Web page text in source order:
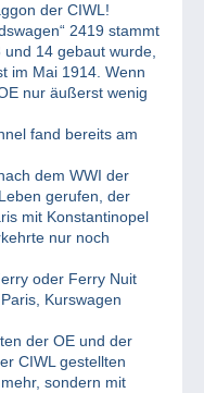
der CIWL!
2419 stammt
14 gebaut wurde,
im Mai 1914. Wenn
nur äußerst wenig
fand bereits am
dem WWI der
gerufen, der
mit Konstantinopel
nur noch
oder Ferry Nuit
Kurswagen
der OE und der
CIWL gestellten
sondern mit